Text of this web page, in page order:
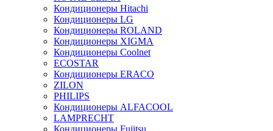
Кондиционеры Hitachi
Кондиционеры LG
Кондиционеры ROLAND
Кондиционеры XIGMA
Кондиционеры Coolnet
ECOSTAR
Кондиционеры ERACO
ZILON
PHILIPS
Кондиционеры ALFACOOL
LAMPRECHT
Кондиционеры Fujitsu